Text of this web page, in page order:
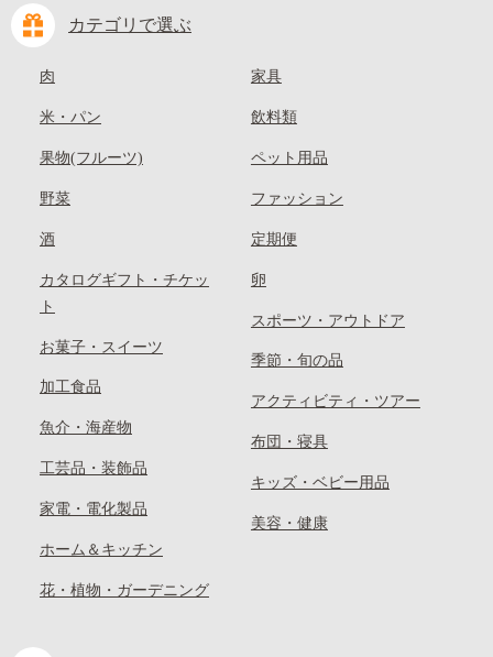
カテゴリで選ぶ
肉
米・パン
果物(フルーツ)
野菜
酒
カタログギフト・チケッ
ト
お菓子・スイーツ
加工食品
魚介・海産物
工芸品・装飾品
家電・電化製品
ホーム＆キッチン
花・植物・ガーデニング
家具
飲料類
ペット用品
ファッション
定期便
卵
スポーツ・アウトドア
季節・旬の品
アクティビティ・ツアー
布団・寝具
キッズ・ベビー用品
美容・健康